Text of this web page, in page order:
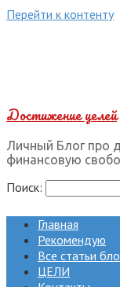
Перейти к контенту
Достижение целей
Личный Блог про
финансовую
Поиск:
Главная
Рекомендую
Все статьи
ЦЕЛИ